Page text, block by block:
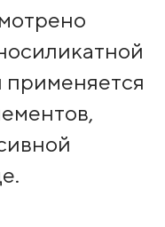
применяется